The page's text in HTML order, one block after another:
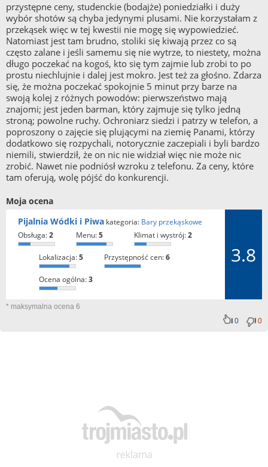
przystępne ceny, studenckie (bodajże) poniedziałki i duży
wybór shotów są chyba jedynymi plusami. Nie korzystałam z
przekąsek więc w tej kwestii nie mogę się wypowiedzieć.
Natomiast jest tam brudno, stoliki się kiwają przez co są
często zalane i jeśli samemu się nie wytrze, to niestety, można
długo poczekać na kogoś, kto się tym zajmie lub zrobi to po
prostu niechlujnie i dalej jest mokro. Jest też za głośno. Zdarza
się, że można poczekać spokojnie 5 minut przy barze na
swoją kolej z różnych powodów: pierwszeństwo mają
znajomi; jest jeden barman, który zajmuje się tylko jedną
stroną; powolne ruchy. Ochroniarz siedzi i patrzy w telefon, a
poproszony o zajęcie się plującymi na ziemię Panami, którzy
dodatkowo się rozpychali, notorycznie zaczepiali i byli bardzo
niemili, stwierdził, że on nic nie widział więc nie może nic
zrobić. Nawet nie podniósł wzroku z telefonu. Za ceny, które
tam oferują, wolę pójść do konkurencji.
Moja ocena
Pijalnia Wódki i Piwa kategoria: Bary przekąskowe
obsługa:2 menu:5 klimat i wystrój:2
lokalizacja:5 przystępność cen:6
ocena ogólna:3
3.8
* maksymalna ocena 6
0
0